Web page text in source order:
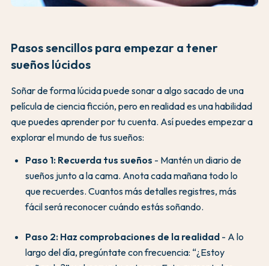
Pasos sencillos para empezar a tener
sueños lúcidos
Soñar de forma lúcida puede sonar a algo sacado de una
película de ciencia ficción, pero en realidad es una habilidad
que puedes aprender por tu cuenta. Así puedes empezar a
explorar el mundo de tus sueños:
Paso 1: Recuerda tus sueños - Mantén un diario de
sueños junto a la cama. Anota cada mañana todo lo
que recuerdes. Cuantos más detalles registres, más
fácil será reconocer cuándo estás soñando.
Paso 2: Haz comprobaciones de la realidad - A lo
largo del día, pregúntate con frecuencia: “¿Estoy